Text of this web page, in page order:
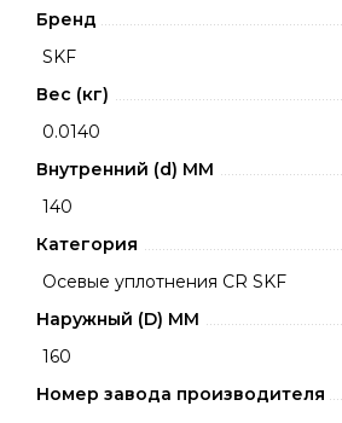
Бренд
SKF
Вес (кг)
0.0140
Внутренний (d) ММ
140
Категория
Осевые уплотнения CR SKF
Наружный (D) ММ
160
Номер завода производителя